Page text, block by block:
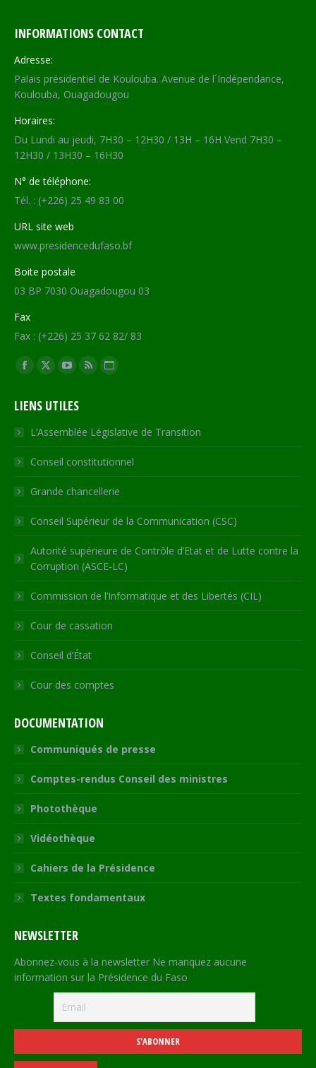
INFORMATIONS CONTACT
Adresse:
Palais présidentiel de Koulouba. Avenue de l´Indépendance,
Koulouba, Ouagadougou
Horaires:
Du Lundi au jeudi, 7H30 – 12H30 / 13H – 16H Vend 7H30 –
12H30 / 13H30 – 16H30
N° de téléphone:
Tél. : (+226) 25 49 83 00
URL site web
www.presidencedufaso.bf
Boite postale
03 BP 7030 Ouagadougou 03
Fax
Fax : (+226) 25 37 62 82/ 83
Trouvez nous sur :
Facebook
opens
in
new
window
X
opens
in
new
window
YouTube
opens
in
new
window
RSS
in
new
window
Site
opens
in
new
LIENS UTILES
L’Assemblée Législative de Transition
Conseil constitutionnel
Grande chancellerie
Conseil Supérieur de la Communication (CSC)
Autorité supérieure de Contrôle d’Etat et de Lutte contre la
Corruption (ASCE-LC)
Commission de l’Informatique et des Libertés (CIL)
Cour de cassation
Conseil d’État
Cour des comptes
DOCUMENTATION
Communiqués de presse
Comptes-rendus Conseil des ministres
Photothèque
Vidéothèque
Cahiers de la Présidence
Textes fondamentaux
NEWSLETTER
Abonnez-vous à la newsletter Ne manquez aucune
information sur la Présidence du Faso